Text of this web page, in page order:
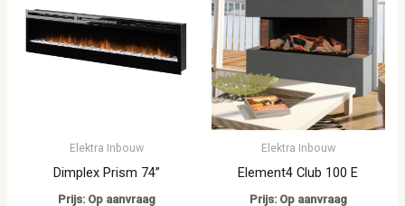
Elektra Inbouw
Dimplex Prism 74”
Prijs: Op aanvraag
Elektra Inbouw
Element4 Club 100 E
Prijs: Op aanvraag